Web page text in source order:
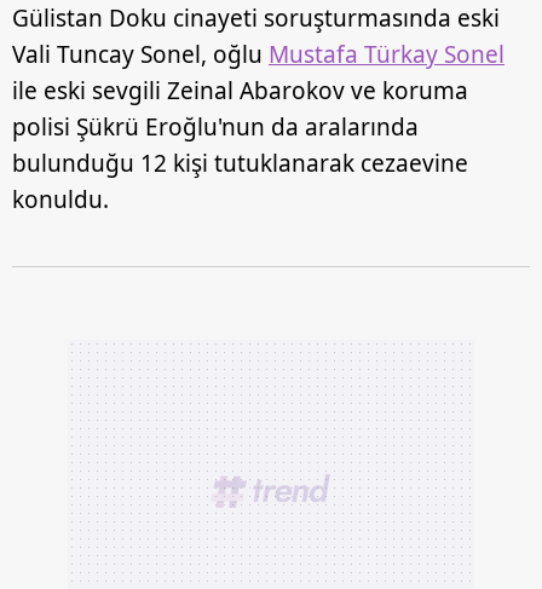
Gülistan Doku cinayeti soruşturmasında eski
Vali Tuncay Sonel, oğlu Mustafa Türkay Sonel
ile eski sevgili Zeinal Abarokov ve koruma
polisi Şükrü Eroğlu'nun da aralarında
bulunduğu 12 kişi tutuklanarak cezaevine
konuldu.